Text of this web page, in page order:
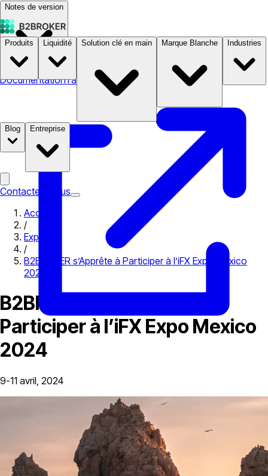
Notes de version
DocumentationTarifs B2STORE
Produits Liquidité Solution clé en main Marque Blanche Industries
Blog Entreprise
Contactez-nous
Accueil
/
Expo
/
B2BROKER s’Apprête à Participer à l’iFX Expo Mexico
2024
B2BROKER s’Apprête à
Participer à l’iFX Expo Mexico
2024
9-11 avril, 2024